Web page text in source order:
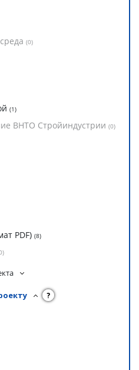
(0)
(1)
ВНТО Стройиндустрии (0)
PDF) (8)
)
?